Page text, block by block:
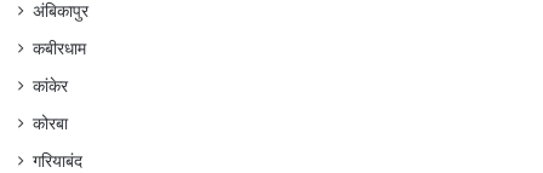
अंबिकापुर
कबीरधाम
कांकेर
कोरबा
गरियाबंद